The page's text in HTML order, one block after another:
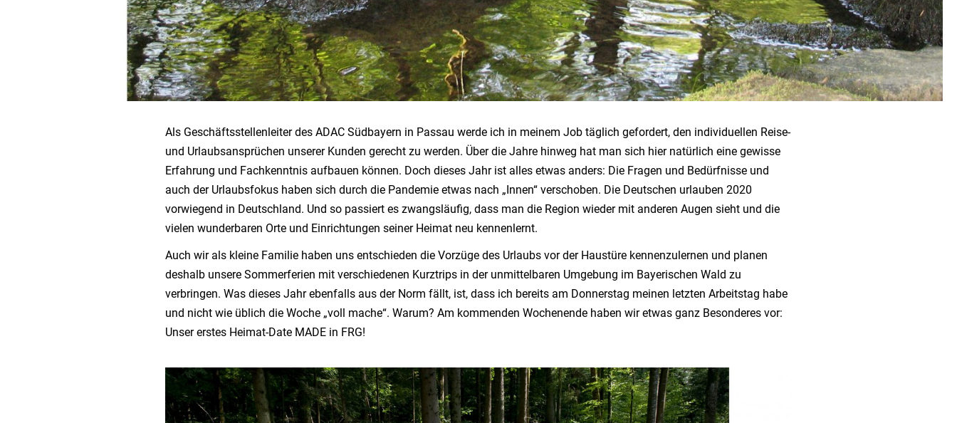
Als Geschäftsstellenleiter des ADAC Südbayern in Passau werde ich in meinem Job täglich gefordert, den individuellen Reise-
und Urlaubsansprüchen unserer Kunden gerecht zu werden. Über die Jahre hinweg hat man sich hier natürlich eine gewisse
Erfahrung und Fachkenntnis aufbauen können. Doch dieses Jahr ist alles etwas anders: Die Fragen und Bedürfnisse und
auch der Urlaubsfokus haben sich durch die Pandemie etwas nach „Innen“ verschoben. Die Deutschen urlauben 2020
vorwiegend in Deutschland. Und so passiert es zwangsläufig, dass man die Region wieder mit anderen Augen sieht und die
vielen wunderbaren Orte und Einrichtungen seiner Heimat neu kennenlernt.
Auch wir als kleine Familie haben uns entschieden die Vorzüge des Urlaubs vor der Haustüre kennenzulernen und planen
deshalb unsere Sommerferien mit verschiedenen Kurztrips in der unmittelbaren Umgebung im Bayerischen Wald zu
verbringen. Was dieses Jahr ebenfalls aus der Norm fällt, ist, dass ich bereits am Donnerstag meinen letzten Arbeitstag habe
und nicht wie üblich die Woche „voll mache“. Warum? Am kommenden Wochenende haben wir etwas ganz Besonderes vor:
Unser erstes Heimat-Date MADE in FRG!